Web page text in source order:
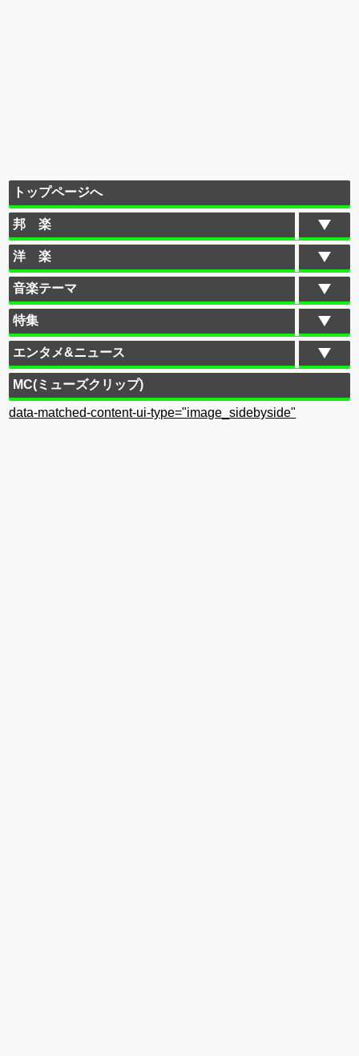
トップページへ
邦 楽
洋 楽
音楽テーマ
特集
エンタメ&ニュース
MC(ミューズクリップ)
data-matched-content-ui-type="image_sidebyside"